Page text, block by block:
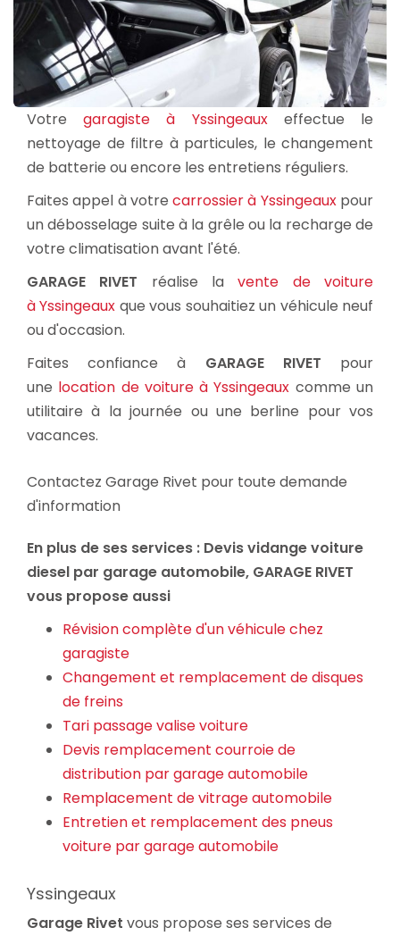
Votregaragiste à Yssingeauxeffectue le
nettoyage de filtre à particules, le changement
de batterie ou encore les entretiens réguliers.
Faites appel à votrecarrossier à Yssingeauxpour
un débosselage suite à la grêle ou la recharge de
votre climatisation avant l'été.
GARAGE RIVET réalise lavente de voiture
à Yssingeaux que vous souhaitiez un véhicule neuf
ou d'occasion.
Faites confiance à GARAGE RIVET pour
une location de voiture à Yssingeaux comme un
utilitaire à la journée ou une berline pour vos
vacances.
Contactez Garage Rivet pour toute demande
d'information
En plus de ses services : Devis vidange voiture
diesel par garage automobile, GARAGE RIVET
vous propose aussi
Révision complète d'un véhicule chez
garagiste
Changement et remplacement de disques
de freins
Tari passage valise voiture
Devis remplacement courroie de
distribution par garage automobile
Remplacement de vitrage automobile
Entretien et remplacement des pneus
voiture par garage automobile
Yssingeaux
Garage Rivet vous propose ses services de